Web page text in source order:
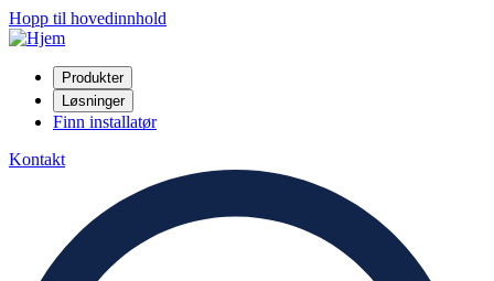
Hopp til hovedinnhold
Produkter
Løsninger
Finn installatør
Kontakt